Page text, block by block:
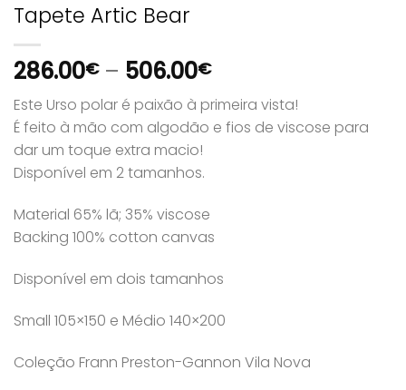
Tapete Artic Bear
286.00€– 506.00€
Este Urso polar é paixão à primeira vista!
É feito à mão com algodão e fios de viscose para
dar um toque extra macio!
Disponível em 2 tamanhos.
Material 65% lã; 35% viscose
Backing 100% cotton canvas
Disponível em dois tamanhos
Small 105×150 e Médio 140×200
Coleção Frann Preston-Gannon Vila Nova